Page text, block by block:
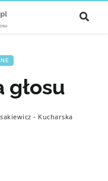
głosu
- Kucharska